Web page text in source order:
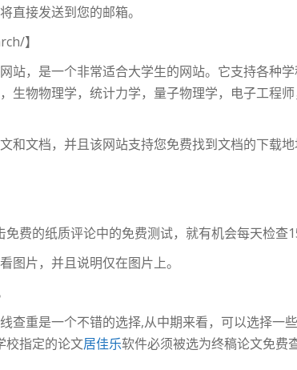
直接发送到您的邮箱。
】
站，是一个非常适合大学生的网站。它支持各种
生物物理学，统计力学，量子物理学，电子工程
和文档，并且该网站支持您免费找到文档的下载
费的纸质评论中的免费测试，就有机会每天检查
图片，并且说明仅在图片上。
查重是一个不错的选择,从中期来看，可以选择一
指定的论文居佳乐软件必须被选为终稿论文免费